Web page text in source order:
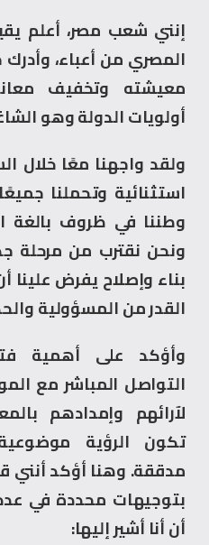
إنني شعب مصر، أعلم
المصري من أعباء،
معيشته وتخفيف
أولويات الدولة وهو
ولقد واجهنا معًا خلال
استثنائية وتحملنا
وطننا في ظروف بالغة
ونحن نقترب من مرحلة
بناء وإصلاح يفرض علينا
القدر من المسؤولية
وأؤكد على أهمية
التواصل المباشر مع
لآرائهم وإمدادهم
تكون الرؤية
مدققة. وهنا أؤكد أنني
بتوجيهات محددة في
أن أنا أشير إليها: